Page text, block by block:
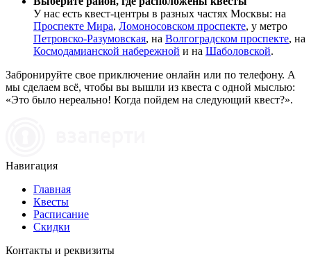
У нас есть квест-центры в разных частях Москвы: на
Проспекте Мира, Ломоносовском проспекте, у метро
Петровско-Разумовская, на Волгоградском проспекте, на
Космодамианской набережной и на Шаболовской.
Забронируйте свое приключение онлайн или по телефону. А
мы сделаем всё, чтобы вы вышли из квеста с одной мыслью:
«Это было нереально! Когда пойдем на следующий квест?».
Навигация
Главная
Квесты
Расписание
Скидки
Контакты и реквизиты